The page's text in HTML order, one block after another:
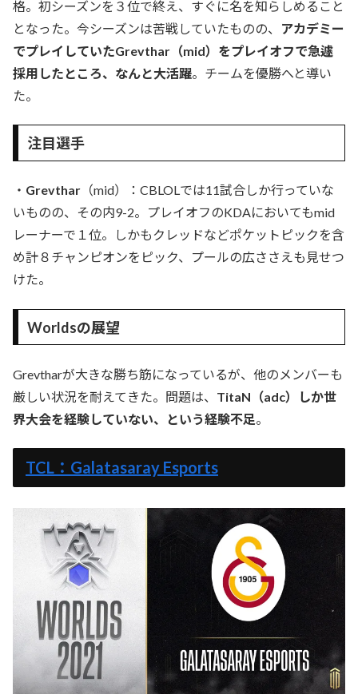
格。初シーズンを３位で終え、すぐに名を知らしめること
となった。今シーズンは苦戦していたものの、
アカデミー
でプレイしていたGrevthar（mid）をプレイオフで急遽
採用したところ、なんと大活躍。チームを優勝へと導い
た。
注目選手
・ Grevthar （mid）：CBLOLでは11試合しか行っていな
いものの、その内9-2。プレイオフのKDAにおいてもmid
レーナーで１位。しかもクレッドなどポケットピックを含
め計８チャンピオンをピック、プールの広ささえも見せつ
けた。
Worldsの展望
Grevtharが大きな勝ち筋になっているが、他のメンバーも
厳しい状況を耐えてきた。問題は、 TitaN（adc）しか世
界大会を経験していない、という経験不足。
TCL：Galatasaray Esports